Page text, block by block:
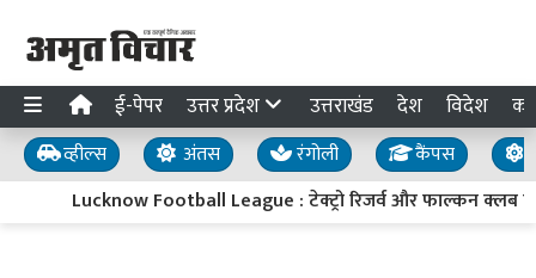
ई-पेपर उत्तर प्रदेश उत्तराखंड देश विदेश
व्हील्स अंतस रंगोली कैंपस
Lucknow Football League : टेक्ट्रो रिजर्व और फाल्कन क्लब